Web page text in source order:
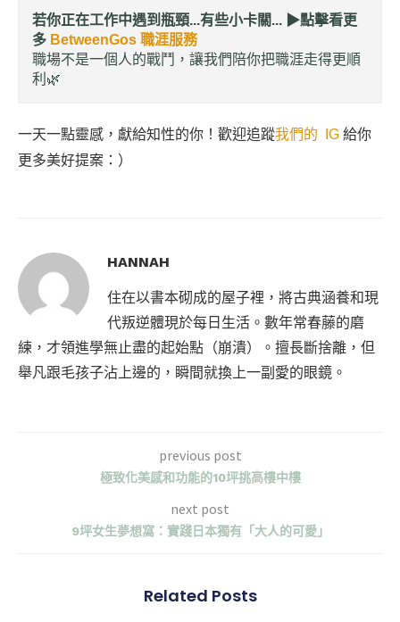
若你正在工作中遇到瓶頸...有些小卡關... ▶︎點擊看更
多 BetweenGos 職涯服務
職場不是一個人的戰鬥，讓我們陪你把職涯走得更順
利🌿
一天一點靈感，獻給知性的你！歡迎追蹤我們的 IG 給你
更多美好提案：）
HANNAH
住在以書本砌成的屋子裡，將古典涵養和現
代叛逆體現於每日生活。數年常春藤的磨
練，才領進學無止盡的起始點（崩潰）。擅長斷捨離，但
舉凡跟毛孩子沾上邊的，瞬間就換上一副愛的眼鏡。
previous post
極致化美感和功能的10坪挑高樓中樓
next post
9坪女生夢想窩：實踐日本獨有「大人的可愛」
Related Posts